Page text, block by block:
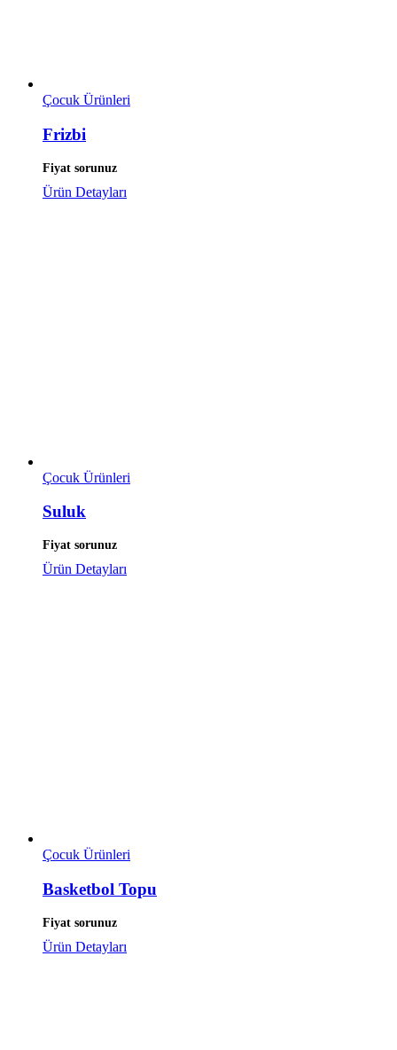
Çocuk Ürünleri
Frizbi
Fiyat sorunuz
Ürün Detayları
Çocuk Ürünleri
Suluk
Fiyat sorunuz
Ürün Detayları
Çocuk Ürünleri
Basketbol Topu
Fiyat sorunuz
Ürün Detayları